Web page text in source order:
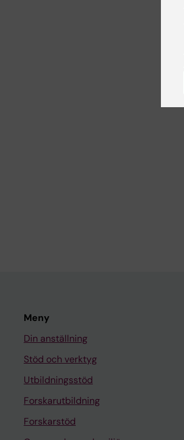
Meny
Din anställning
Stöd och verktyg
Utbildningsstöd
Forskarutbildning
Forskarstöd